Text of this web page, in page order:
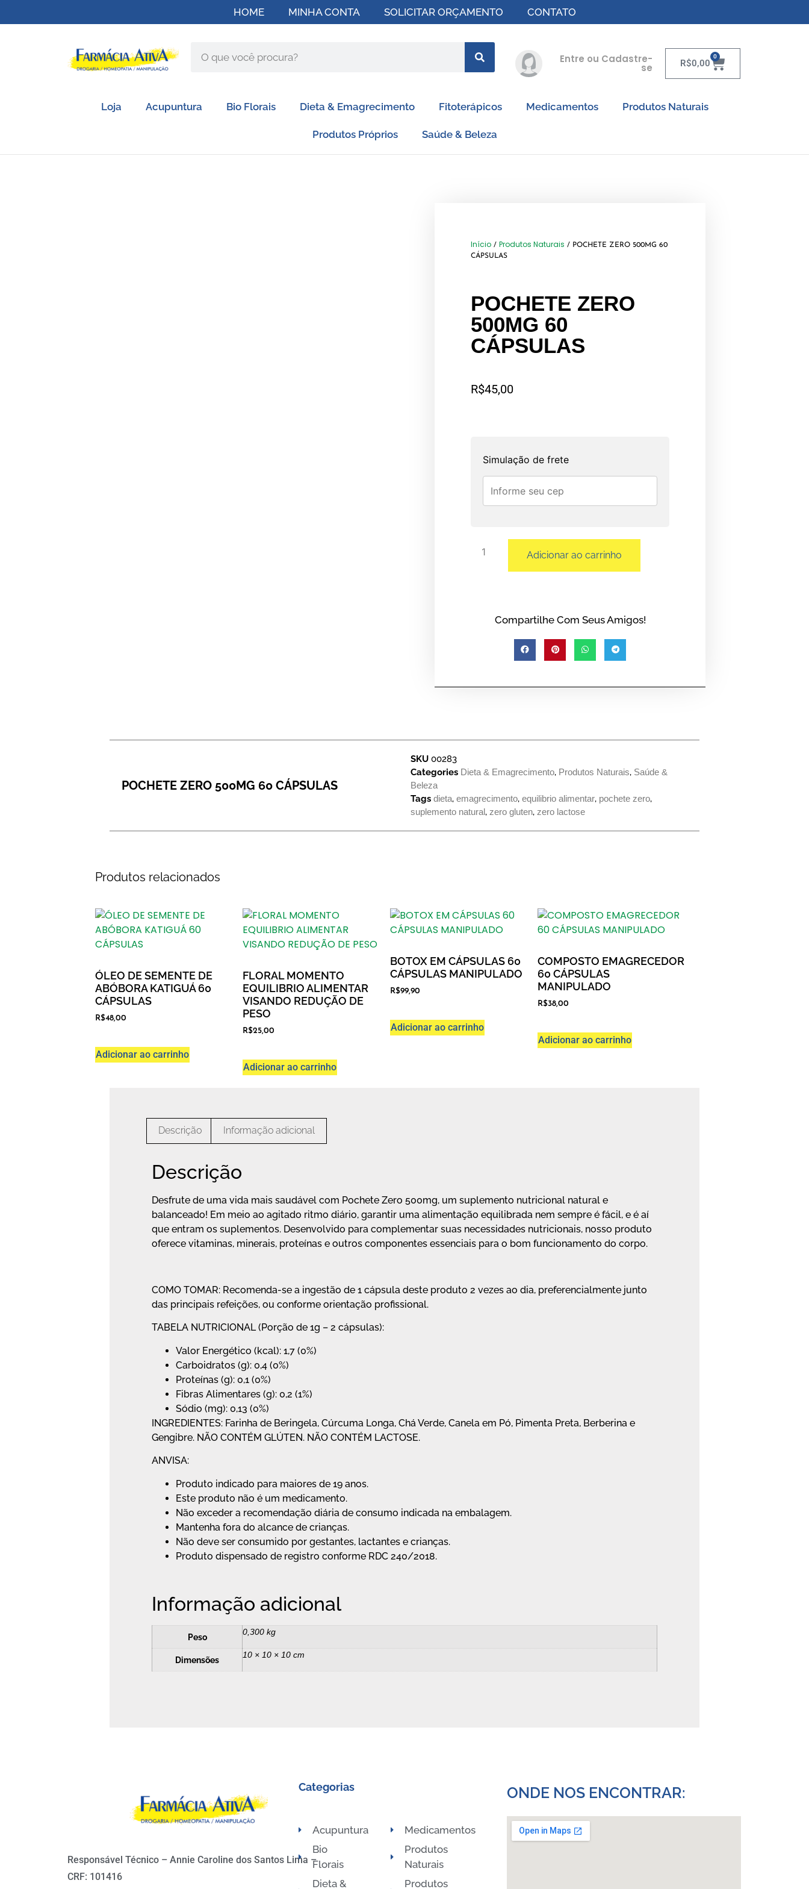
HOME MINHA CONTA SOLICITAR ORÇAMENTO CONTATO
Entre ou Cadastre-
se R$0,00
0
Loja Acupuntura Bio Florais Dieta & Emagrecimento Fitoterápicos Medicamentos Produtos Naturais
Produtos Próprios Saúde & Beleza
Início / Produtos Naturais / POCHETE ZERO 500MG 60
CÁPSULAS
POCHETE ZERO
500MG 60
CÁPSULAS
R$45,00
Simulação de frete
Adicionar ao carrinho
Compartilhe Com Seus Amigos!
POCHETE ZERO 500MG 60 CÁPSULAS
SKU 00283
Categories Dieta & Emagrecimento, Produtos Naturais, Saúde &
Beleza
Tags dieta, emagrecimento, equilibrio alimentar, pochete zero,
suplemento natural, zero gluten, zero lactose
Produtos relacionados
ÓLEO DE SEMENTE DE
ABÓBORA KATIGUÁ 60
CÁPSULAS
R$48,00
Adicionar ao carrinho
FLORAL MOMENTO
EQUILIBRIO ALIMENTAR
VISANDO REDUÇÃO DE
PESO
R$25,00
Adicionar ao carrinho
BOTOX EM CÁPSULAS 60
CÁPSULAS MANIPULADO
R$99,90
Adicionar ao carrinho
COMPOSTO EMAGRECEDOR
60 CÁPSULAS
MANIPULADO
R$38,00
Adicionar ao carrinho
Descrição Informação adicional
Descrição
Desfrute de uma vida mais saudável com Pochete Zero 500mg, um suplemento nutricional natural e
balanceado! Em meio ao agitado ritmo diário, garantir uma alimentação equilibrada nem sempre é fácil, e é aí
que entram os suplementos. Desenvolvido para complementar suas necessidades nutricionais, nosso produto
oferece vitaminas, minerais, proteínas e outros componentes essenciais para o bom funcionamento do corpo.
COMO TOMAR: Recomenda-se a ingestão de 1 cápsula deste produto 2 vezes ao dia, preferencialmente junto
das principais refeições, ou conforme orientação profissional.
TABELA NUTRICIONAL (Porção de 1g – 2 cápsulas):
Valor Energético (kcal): 1,7 (0%)
Carboidratos (g): 0,4 (0%)
Proteínas (g): 0,1 (0%)
Fibras Alimentares (g): 0,2 (1%)
Sódio (mg): 0,13 (0%)
INGREDIENTES: Farinha de Beringela, Cúrcuma Longa, Chá Verde, Canela em Pó, Pimenta Preta, Berberina e
Gengibre. NÃO CONTÉM GLÚTEN. NÃO CONTÉM LACTOSE.
ANVISA:
Produto indicado para maiores de 19 anos.
Este produto não é um medicamento.
Não exceder a recomendação diária de consumo indicada na embalagem.
Mantenha fora do alcance de crianças.
Não deve ser consumido por gestantes, lactantes e crianças.
Produto dispensado de registro conforme RDC 240/2018.
Informação adicional
Peso 0,300 kg
Dimensões 10 × 10 × 10 cm
Responsável Técnico – Annie Caroline dos Santos Lima –
CRF: 101416
Categorias
Acupuntura
Bio
Florais
Dieta &
Medicamentos
Produtos
Naturais
Produtos
ONDE NOS ENCONTRAR:​